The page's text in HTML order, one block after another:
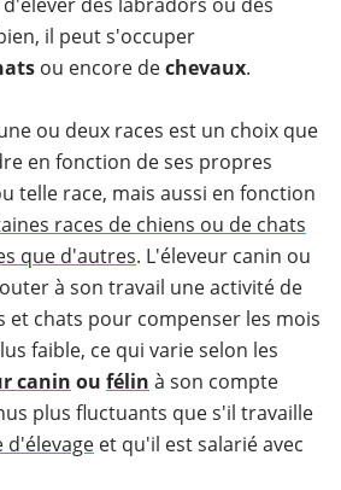
il peut s'occuper
ou encore dechevaux.
ou deux races est un choix que
en fonction de ses propres
telle race, mais aussi en fonction
races de chiens ou de chats
que d'autres. L'éleveur canin ou
à son travail une activité de
et chats pour compenser les mois
faible, ce qui varie selon les
canin ou félin à son compte
plus fluctuants que s'il travaille
d'élevage et qu'il est salarié avec